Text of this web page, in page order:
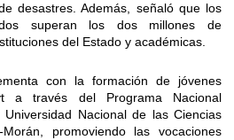
desastres. Además, señaló que los
superan los dos millones de
del Estado y académicas.
con la formación de jóvenes
a través del Programa Nacional
Nacional de las Ciencias
promoviendo las vocaciones